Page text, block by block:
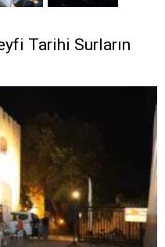
Tarihi Surların